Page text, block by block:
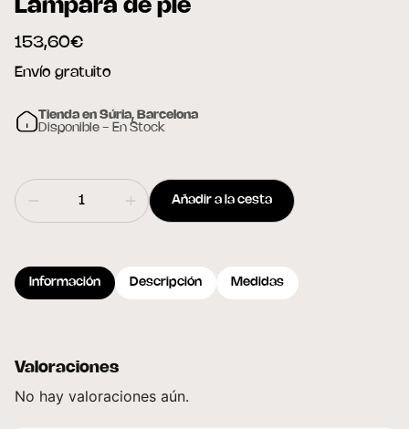
Lámpara de pie
153,60€
Envío gratuito
Tienda en Súria, Barcelona
Disponible - En Stock
Añadir a la cesta
Información Descripción Medidas
Valoraciones
No hay valoraciones aún.